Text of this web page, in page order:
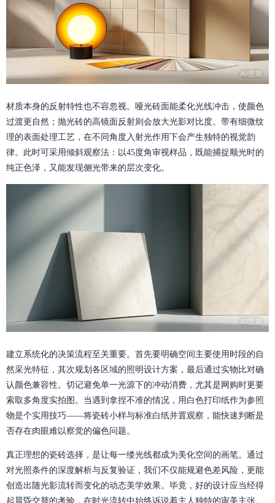
材质本身的反射特性也不容忽视。哑光砖面能柔化光线冲击，使颜色
过渡更自然；抛光砖的高镜面反射则会放大光影对比度。带有细微纹
理的表面处理工艺，在不同角度入射光作用下会产生独特的视觉韵
律。此时可采用倾斜观察法：以45度角审视样品，既能捕捉顺光时的
纯正色泽，又能发现侧光带来的层次变化。
建立系统化的决策流程至关重要。首先要明确空间主要使用时段的自
然采光特征，其次规划各区域的照明设计方案，最后通过实物比对确
认颜色兼容性。切记避免单一光源下的冲动消费，尤其是网购时更要
索取多角度实拍图。当遇到拿捏不准的情况，用白色打印纸作为参照
物是个实用技巧——将瓷砖小样与标准白纸并置观察，能快速判断是
否存在肉眼难以察觉的偏色问题。
真正理想的瓷砖选择，是让每一缕光线都成为美化空间的画笔。通过
对光照条件的深度解析与反复验证，我们不仅能规避色差风险，更能
创造出随光影流转而变化的动态美学效果。毕竟，好的设计应当经得
起晨昏交替的考验，在时光流转中始终诉说着主人独特的审美主张。